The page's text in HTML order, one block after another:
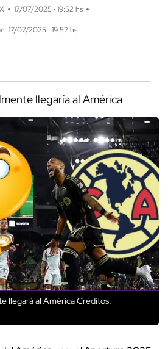
17/07/2025 · 19:52 hs
17/07/2025 · 19:52 hs
llegaría al América
llegará al AméricaCréditos: